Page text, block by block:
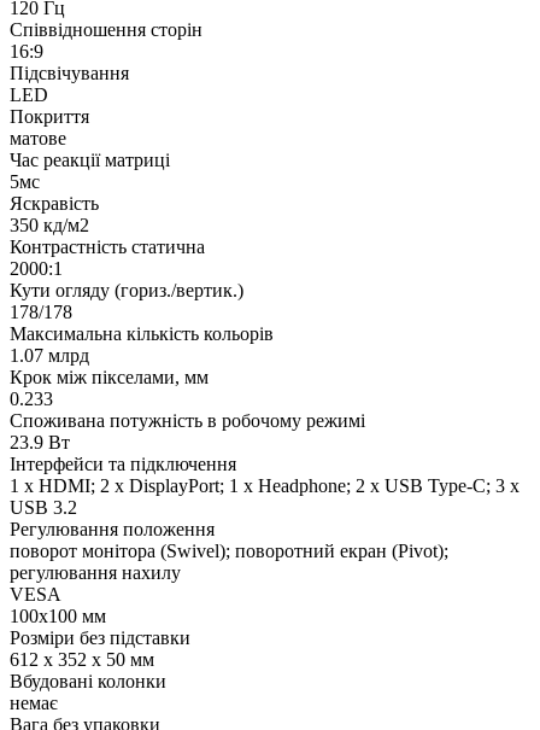
120 Гц
Співвідношення сторін
16:9
Підсвічування
LED
Покриття
матове
Час реакції матриці
5мс
Яскравість
350 кд/м2
Контрастність статична
2000:1
Кути огляду (гориз./вертик.)
178/178
Максимальна кількість кольорів
1.07 млрд
Крок між пікселами, мм
0.233
Споживана потужність в робочому режимі
23.9 Вт
Інтерфейси та підключення
1 х HDMI; 2 x DisplayPort; 1 x Нeadphone; 2 x USB Type-C; 3 x
USB 3.2
Регулювання положення
поворот монітора (Swivel); поворотний екран (Pivot);
регулювання нахилу
VESA
100x100 мм
Розміри без підставки
612 х 352 х 50 мм
Вбудовані колонки
немає
Вага без упаковки